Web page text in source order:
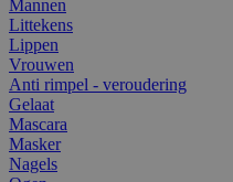
Mannen
Littekens
Lippen
Vrouwen
Anti rimpel - veroudering
Gelaat
Mascara
Masker
Nagels